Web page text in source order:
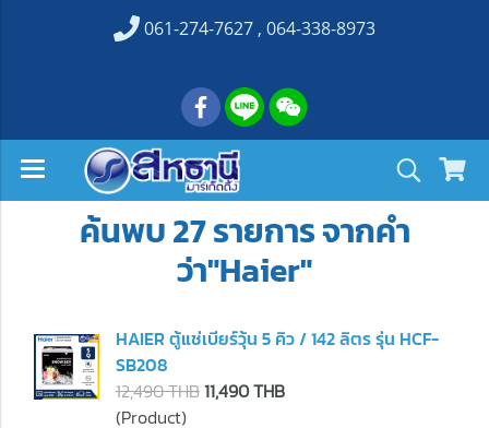
061-274-7627 , 064-338-8973
ค้นพบ 27 รายการ จากคำ
ว่า"Haier"
HAIER ตู้แช่เบียร์วุ้น 5 คิว / 142 ลิตร รุ่น HCF-
SB208
12,490 THB11,490 THB
(Product)